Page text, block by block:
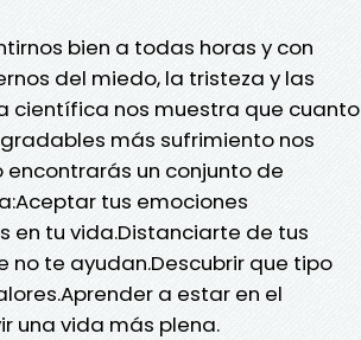
bien a todas horas y con
del miedo, la tristeza y las
científica nos muestra que cuanto
más sufrimiento nos
encontrarás un conjunto de
tus emociones
tu vida.Distanciarte de tus
no te ayudan.Descubrir que tipo
a estar en el
una vida más plena.